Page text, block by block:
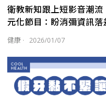
衛教新知跟上短影音潮
元化節目：盼消彌資訊
健康 · 2026/01/07